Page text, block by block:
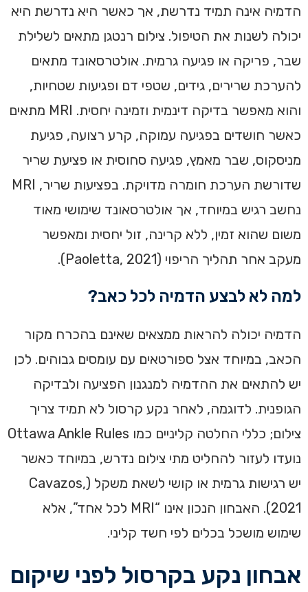
הדמיה אינה תמיד נדרשת, אך כאשר היא נדרשת היא
יכולה לשנות את הטיפול. צילום רנטגן מתאים לשלילת
שבר, פריקה או פגיעה גרמית. אולטרסאונד מתאים
להערכת שרירים, גידים, שטפי דם ופגיעות שטחיות,
והוא מאפשר בדיקה דינמית וזמינה יחסית. MRI מתאים
כאשר חושדים בפגיעה עמוקה, קרע רצועה, פגיעת
מניסקוס, שבר מאמץ, פגיעה סחוסית או פציעת שריר
שדורשת הערכת חומרה מדויקת. בפציעות שריר, MRI
נחשב רגיש במיוחד, אך אולטרסאונד שימושי מאוד
משום שהוא זמין, ללא קרינה, זול יחסית ומאפשר
מעקב אחר תהליך הריפוי (Paoletta, 2021).
למה לא לבצע הדמיה לכל כאב?
הדמיה יכולה להראות ממצאים שאינם בהכרח מקור
הכאב, במיוחד אצל ספורטאים עם עומסים גבוהים. לכן
יש להתאים את ההדמיה למנגנון הפציעה ולבדיקה
הגופנית. לדוגמה, לאחר נקע קרסול לא תמיד צריך
צילום; כללי החלטה קליניים כמו Ottawa Ankle Rules
נועדו לעזור להחליט מתי צילום נדרש, במיוחד כאשר
יש רגישות גרמית או קושי לשאת משקל (Cavazos,
2021). האבחון הנכון אינו “MRI לכל אחד”, אלא
שימוש מושכל בכלים לפי חשד קליני.
אבחון נקע בקרסול לפני שיקום